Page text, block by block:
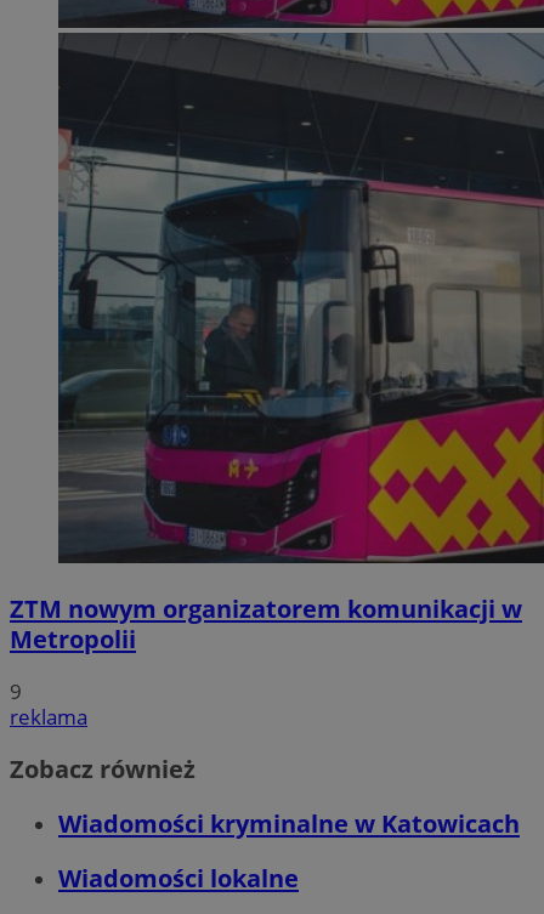
ZTM nowym organizatorem komunikacji w
Metropolii
9
reklama
Zobacz również
Wiadomości kryminalne w Katowicach
Wiadomości lokalne